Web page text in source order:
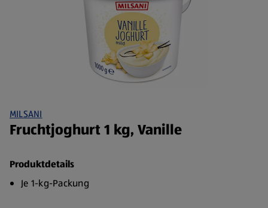
MILSANI
Fruchtjoghurt 1 kg, Vanille
Produktdetails
Je 1-kg-Packung